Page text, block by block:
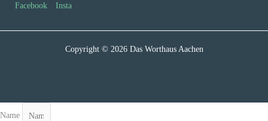
Facebook Insta
Copyright © 2026 Das Worthaus Aachen
Name